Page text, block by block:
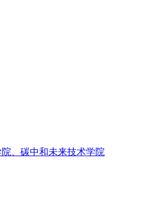
、碳中和未来技术学院